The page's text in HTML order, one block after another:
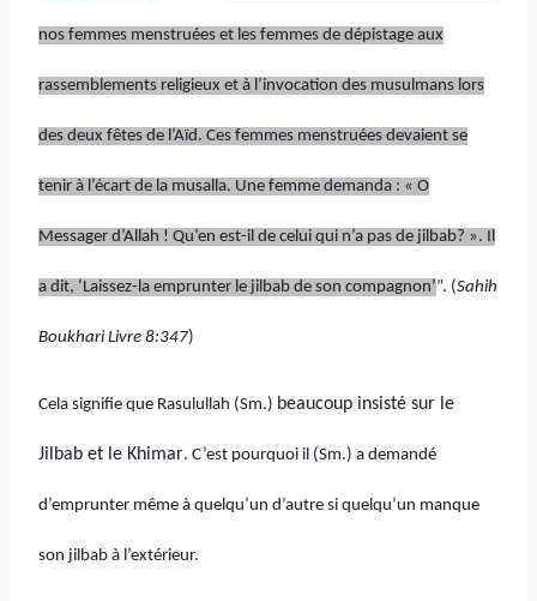
nos femmes menstruées et les femmes de dépistage aux
rassemblements religieux et à l’invocation des musulmans lors
des deux fêtes de l’Aïd. Ces femmes menstruées devaient se
tenir à l’écart de la musalla. Une femme demanda : « O
Messager d’Allah ! Qu’en est-il de celui qui n’a pas de jilbab? ». Il
a dit, ‘Laissez-la emprunter le jilbab de son compagnon’”. (Sahih
Boukhari Livre 8:347)
Cela signifie que Rasulullah (Sm.) beaucoup insisté sur le
Jilbab et le Khimar. C’est pourquoi il (Sm.) a demandé
d’emprunter même à quelqu’un d’autre si quelqu’un manque
son jilbab à l’extérieur.